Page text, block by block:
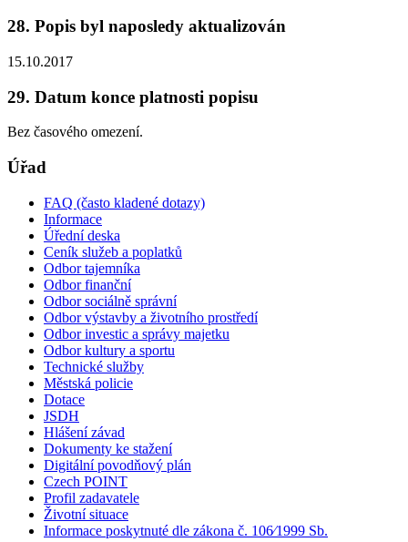
28. Popis byl naposledy aktualizován
15.10.2017
29. Datum konce platnosti popisu
Bez časového omezení.
Úřad
FAQ (často kladené dotazy)
Informace
Úřední deska
Ceník služeb a poplatků
Odbor tajemníka
Odbor finanční
Odbor sociálně správní
Odbor výstavby a životního prostředí
Odbor investic a správy majetku
Odbor kultury a sportu
Technické služby
Městská policie
Dotace
JSDH
Hlášení závad
Dokumenty ke stažení
Digitální povodňový plán
Czech POINT
Profil zadavatele
Životní situace
Informace poskytnuté dle zákona č. 106⁄1999 Sb.